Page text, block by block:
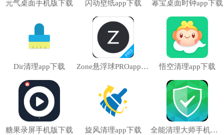
快速精准识别技术打造
元气桌面手机版下载 闪动壁纸app下载 幂宝桌面时钟app下载
Dir清理app下载 Zone悬浮球PROapp下载 悟空清理app下载
糖果录屏手机版下载 旋风清理app下载 全能清理大师手机版下载